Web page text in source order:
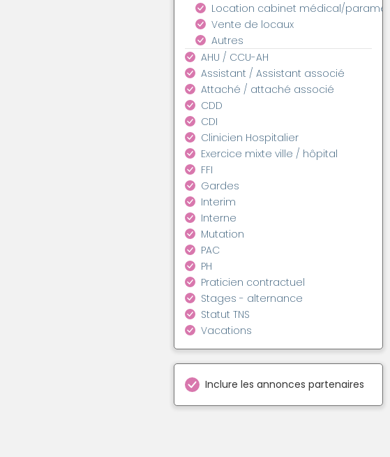
Location cabinet médical/
Vente de locaux
Autres
AHU / CCU-AH
Assistant / Assistant associé
Attaché / attaché associé
CDD
CDI
Clinicien Hospitalier
Exercice mixte ville / hôpital
FFI
Gardes
Interim
Interne
Mutation
PAC
PH
Praticien contractuel
Stages - alternance
Statut TNS
Vacations
Inclure les annonces partenaires